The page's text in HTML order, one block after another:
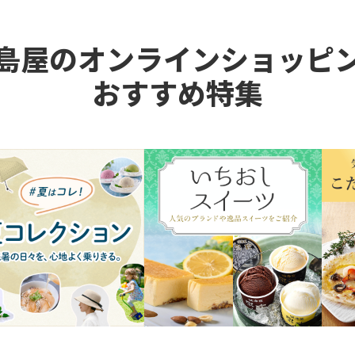
屋のオンラインショッピ
おすすめ特集